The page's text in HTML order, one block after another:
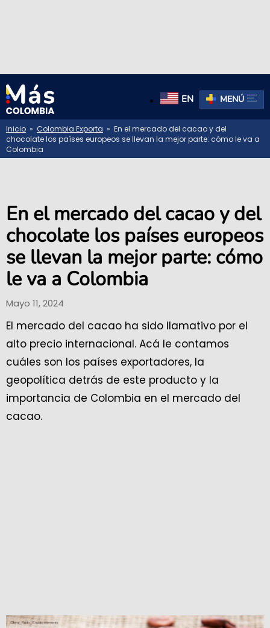
EN MENÚ
Inicio » Colombia Exporta » En el mercado del cacao y del
chocolate los países europeos se llevan la mejor parte: cómo le va a
Colombia
En el mercado del cacao y del
chocolate los países europeos
se llevan la mejor parte: cómo
le va a Colombia
Mayo 11, 2024
El mercado del cacao ha sido llamativo por el
alto precio internacional. Acá le contamos
cuáles son los países exportadores, la
geopolítica detrás de este producto y la
importancia de Colombia en el mercado del
cacao.